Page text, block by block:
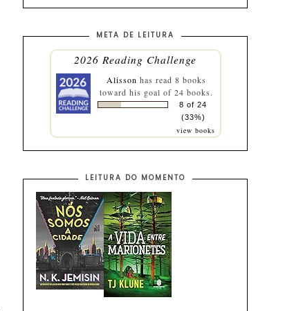
META DE LEITURA
2026 Reading Challenge
Alisson has read 8 books
toward his goal of 24 books.
8 of 24
(33%)
view books
LEITURA DO MOMENTO